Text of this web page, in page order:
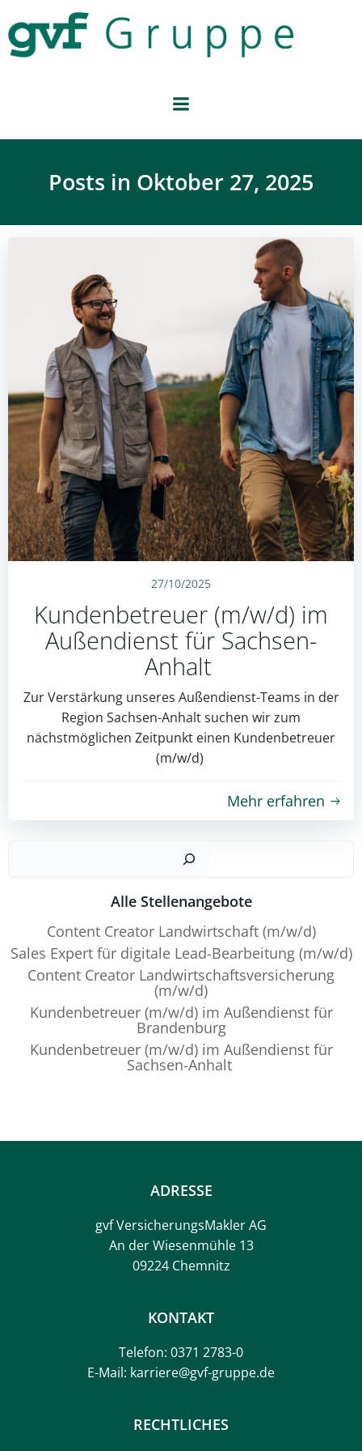
Inhalt
springen
Posts in Oktober 27, 2025
27/10/2025
Kundenbetreuer (m/w/d) im
Außendienst für Sachsen-
Anhalt
Zur Verstärkung unseres Außendienst-Teams in der
Region Sachsen-Anhalt suchen wir zum
nächstmöglichen Zeitpunkt einen Kundenbetreuer
(m/w/d)
Mehr erfahren
Alle Stellenangebote
Content Creator Landwirtschaft (m/w/d)
Sales Expert für digitale Lead-Bearbeitung (m/w/d)
Content Creator Landwirtschaftsversicherung
(m/w/d)
Kundenbetreuer (m/w/d) im Außendienst für
Brandenburg
Kundenbetreuer (m/w/d) im Außendienst für
Sachsen-Anhalt
ADRESSE
gvf VersicherungsMakler AG
An der Wiesenmühle 13
09224 Chemnitz
KONTAKT
Telefon: 0371 2783-0
E-Mail: karriere@gvf-gruppe.de
RECHTLICHES